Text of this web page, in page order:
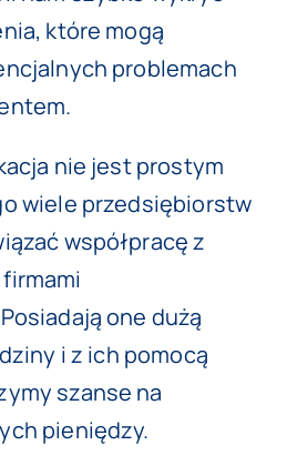
które mogą
problemach
nie jest prostym
wiele przedsiębiorstw
współpracę z
one dużą
i z ich pomocą
szanse na
pieniędzy.